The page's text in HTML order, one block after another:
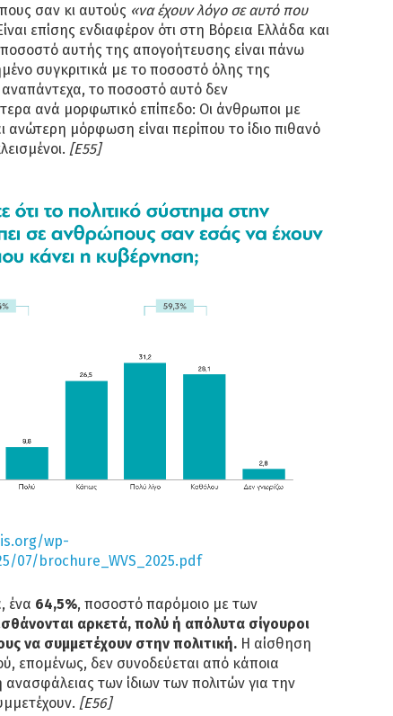
σαν κι αυτούς «να έχουν λόγο σε αυτό που
επίσης ενδιαφέρον ότι στη Βόρεια Ελλάδα και
αυτής της απογοήτευσης είναι πάνω
συγκριτικά με το ποσοστό όλης της
αναπάντεχα, το ποσοστό αυτό δεν
ανά μορφωτικό επίπεδο: Οι άνθρωποι με
ανώτερη μόρφωση είναι περίπου το ίδιο πιθανό
[Ε55]
wp-
07/brochure_WVS_2025.pdf
ένα 64,5%, ποσοστό παρόμοιο με των
αρκετά, πολύ ή απόλυτα σίγουροι
να συμμετέχουν στην πολιτική. Η αίσθηση
επομένως, δεν συνοδεύεται από κάποια
ανασφάλειας των ίδιων των πολιτών για την
[Ε56]